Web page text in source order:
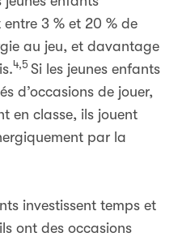
3 % et 20 % de
au jeu, et davantage
4,5 Si les jeunes enfants
d’occasions de jouer,
en classe, ils jouent
par la
investissent temps et
ont des occasions